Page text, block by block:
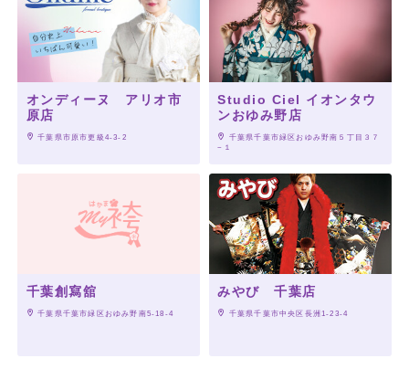
オンディーヌ アリオ市
原店
千葉県市原市更級4-3-2
Studio Ciel イオンタウ
ンおゆみ野店
千葉県千葉市緑区おゆみ野南５丁目３７
−１
千葉創寫舘
千葉県千葉市緑区おゆみ野南5-18-4
みやび 千葉店
千葉県千葉市中央区長洲1-23-4